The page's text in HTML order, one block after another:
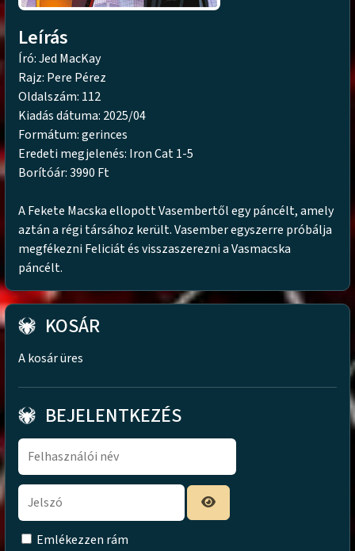
Leírás
Író: Jed MacKay
Rajz: Pere Pérez
Oldalszám: 112
Kiadás dátuma: 2025/04
Formátum: gerinces
Eredeti megjelenés: Iron Cat 1-5
Borítóár: 3990 Ft
A Fekete Macska ellopott Vasembertől egy páncélt, amely
aztán a régi társához került. Vasember egyszerre próbálja
megfékezni Feliciát és visszaszerezni a Vasmacska
páncélt.
KOSÁR
A kosár üres
BEJELENTKEZÉS
Emlékezzen rám